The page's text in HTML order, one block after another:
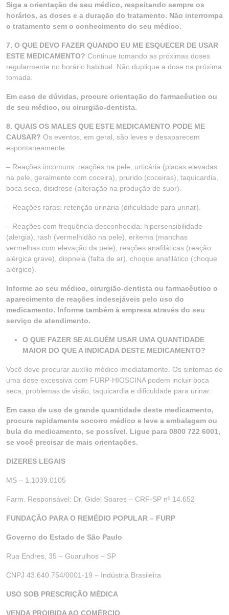
Siga a orientação de seu médico, respeitando sempre os
horários, as doses e a duração do tratamento. Não interrompa
o tratamento sem o conhecimento do seu médico.
7. O QUE DEVO FAZER QUANDO EU ME ESQUECER DE USAR
ESTE MEDICAMENTO? Continue tomando as próximas doses
regularmente no horário habitual. Não duplique a dose na próxima
tomada.
Em caso de dúvidas, procure orientação do farmacêutico ou
de seu médico, ou cirurgião-dentista.
8. QUAIS OS MALES QUE ESTE MEDICAMENTO PODE ME
CAUSAR? Os eventos, em geral, são leves e desaparecem
espontaneamente.
– Reações incomuns: reações na pele, urticária (placas elevadas
na pele, geralmente com coceira), prurido (coceiras), taquicardia,
boca seca, disidrose (alteração na produção de suor).
– Reações raras: retenção urinária (dificuldade para urinar).
– Reações com frequência desconhecida: hipersensibilidade
(alergia), rash (vermelhidão na pele), eritema (manchas
vermelhas com elevação da pele), reações anafiláticas (reação
alérgica grave), dispneia (falta de ar), choque anafilático (choque
alérgico).
Informe ao seu médico, cirurgião-dentista ou farmacêutico o
aparecimento de reações indesejáveis pelo uso do
medicamento. Informe também à empresa através do seu
serviço de atendimento.
O QUE FAZER SE ALGUÉM USAR UMA QUANTIDADE
MAIOR DO QUE A INDICADA DESTE MEDICAMENTO?
Você deve procurar auxílio médico imediatamente. Os sintomas de
uma dose excessiva com FURP-HIOSCINA podem incluir boca
seca, problemas de visão, taquicardia e dificuldade para urinar.
Em caso de uso de grande quantidade deste medicamento,
procure rapidamente socorro médico e leve a embalagem ou
bula do medicamento, se possível. Ligue para 0800 722 6001,
se você precisar de mais orientações.
DIZERES LEGAIS
MS – 1.1039.0105
Farm. Responsável: Dr. Gidel Soares – CRF-SP nº 14.652
FUNDAÇÃO PARA O REMÉDIO POPULAR – FURP
Governo do Estado de São Paulo
Rua Endres, 35 – Guarulhos – SP
CNPJ 43.640.754/0001-19 – Indústria Brasileira
USO SOB PRESCRIÇÃO MÉDICA
VENDA PROIBIDA AO COMÉRCIO